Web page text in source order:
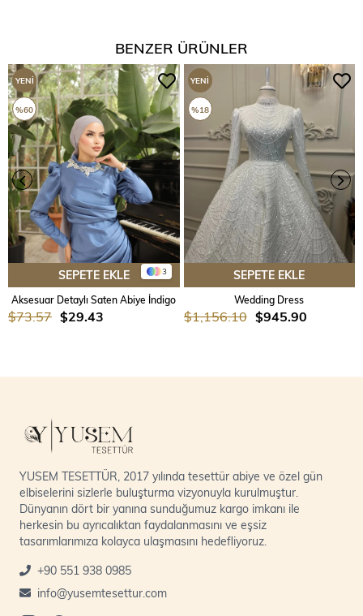
BENZER ÜRÜNLER
3
SEPETE EKLE
Aksesuar Detaylı Saten Abiye İndigo
$29.43
$73.57
YENI
ÜRÜN
%60
SEPETE EKLE
Wedding Dress
$945.90
$1,156.10
YENI
ÜRÜN
%18
YUSEM TESETTÜR, 2017 yılında tesettür abiye ve özel gün
elbiselerini sizlerle buluşturma vizyonuyla kurulmuştur.
Dünyanın dört bir yanına sunduğumuz kargo imkanı ile
herkesin bu ayrıcalıktan faydalanmasını ve eşsiz
tasarımlarımıza kolayca ulaşmasını hedefliyoruz.
+90 551 938 0985
info@yusemtesettur.com